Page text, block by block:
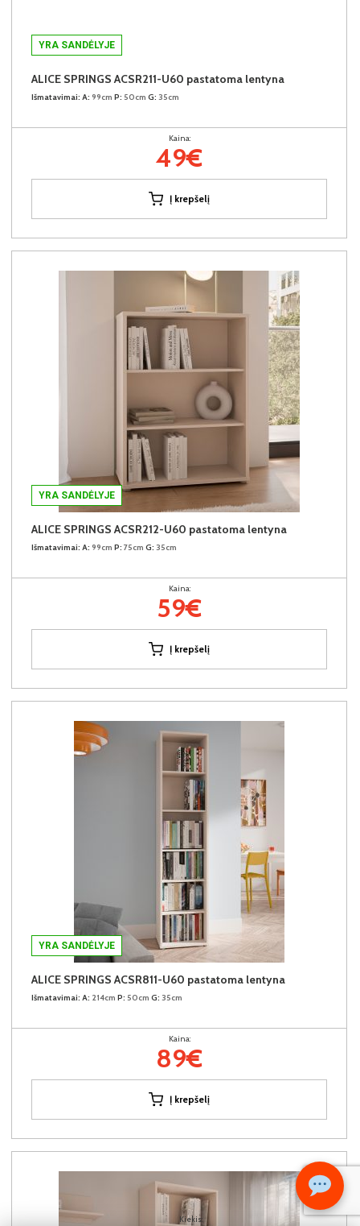
Kiekis:
YRA SANDĖLYJE
ALICE SPRINGS ACSR211-U60 pastatoma lentyna
Išmatavimai: A: 99cm P: 50cm G: 35cm
Kaina:
49€
Į krepšelį
YRA SANDĖLYJE
ALICE SPRINGS ACSR212-U60 pastatoma lentyna
Išmatavimai: A: 99cm P: 75cm G: 35cm
Kaina:
59€
Į krepšelį
YRA SANDĖLYJE
ALICE SPRINGS ACSR811-U60 pastatoma lentyna
Išmatavimai: A: 214cm P: 50cm G: 35cm
Kaina:
89€
Į krepšelį